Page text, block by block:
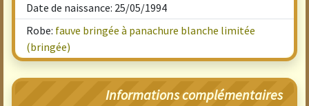
Date de naissance: 25/05/1994
Robe: fauve bringée à panachure blanche limitée
(bringée)
Informations complémentaires